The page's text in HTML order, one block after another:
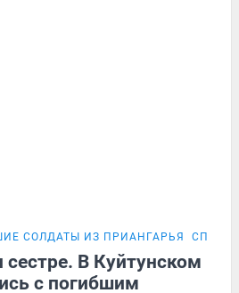
СОЛДАТЫ ИЗ ПРИАНГАРЬЯ
В Куйтунском
с погибшим